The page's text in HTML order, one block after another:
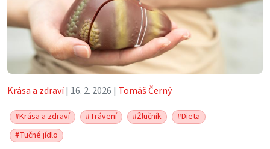
Krása a zdraví| 16. 2. 2026 | Tomáš Černý
#Krása a zdraví #Trávení #Žlučník
#Dieta
#Tučné jídlo